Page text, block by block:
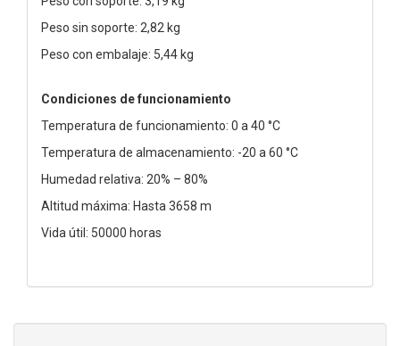
Peso sin soporte: 2,82 kg
Peso con embalaje: 5,44 kg
Condiciones de funcionamiento
Temperatura de funcionamiento: 0 a 40 °C
Temperatura de almacenamiento: -20 a 60 °C
Humedad relativa: 20% – 80%
Altitud máxima: Hasta 3658 m
Vida útil: 50000 horas